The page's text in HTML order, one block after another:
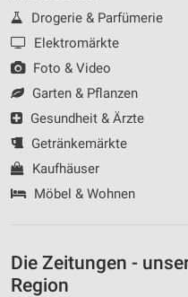
Drogerie & Parfümerie
Elektromärkte
Foto & Video
Garten & Pflanzen
Gesundheit & Ärzte
Getränkemärkte
Kaufhäuser
Möbel & Wohnen
Die Zeitungen -
Region